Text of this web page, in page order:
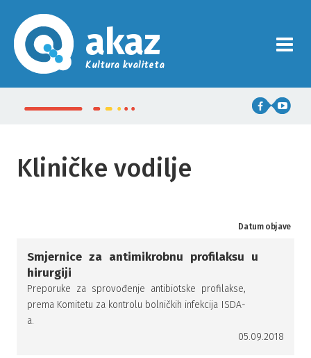
akaz
Kultura kvaliteta
Kliničke vodilje
Datum objave
Smjernice za antimikrobnu profilaksu u
hirurgiji
Preporuke za sprovođenje antibiotske profilakse,
prema Komitetu za kontrolu bolničkih infekcija ISDA-
a.
05.09.2018